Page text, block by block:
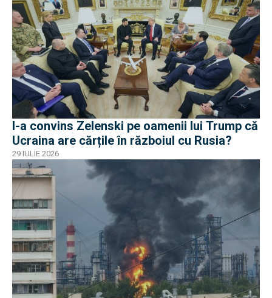
I-a convins Zelenski pe oamenii lui Trump că
Ucraina are cărțile în războiul cu Rusia?
29 IULIE 2026